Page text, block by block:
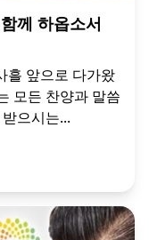
께 하옵소서
흘 앞으로 다가왔
모든 찬양과 말씀
으시는...